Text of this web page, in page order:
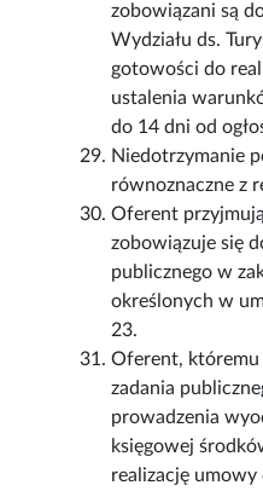
zobowiązani są
Wydziału ds.
gotowości do
ustalenia
do 14 dni od
Niedotrzymanie
równoznaczne z
Oferent
zobowiązuje się
publicznego w
określonych w
23.
Oferent, któremu
zadania
prowadzenia
księgowej
realizację